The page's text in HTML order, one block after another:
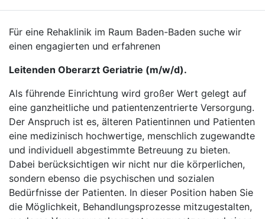
Für eine Rehaklinik im Raum Baden-Baden suche wir
einen engagierten und erfahrenen
Leitenden Oberarzt Geriatrie (m/w/d).
Als führende Einrichtung wird großer Wert gelegt auf
eine ganzheitliche und patientenzentrierte Versorgung.
Der Anspruch ist es, älteren Patientinnen und Patienten
eine medizinisch hochwertige, menschlich zugewandte
und individuell abgestimmte Betreuung zu bieten.
Dabei berücksichtigen wir nicht nur die körperlichen,
sondern ebenso die psychischen und sozialen
Bedürfnisse der Patienten. In dieser Position haben Sie
die Möglichkeit, Behandlungsprozesse mitzugestalten,